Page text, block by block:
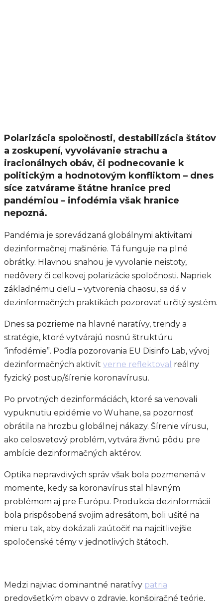
Polarizácia spoločnosti, destabilizácia štátov
a zoskupení, vyvolávanie strachu a
iracionálnych obáv, či podnecovanie k
politickým a hodnotovým konfliktom – dnes
síce zatvárame štátne hranice pred
pandémiou – infodémia však hranice
nepozná.
Pandémia je sprevádzaná globálnymi aktivitami
dezinformačnej mašinérie. Tá funguje na plné
obrátky. Hlavnou snahou je vyvolanie neistoty,
nedôvery či celkovej polarizácie spoločnosti. Napriek
základnému cieľu – vytvorenia chaosu, sa dá v
dezinformačných praktikách pozorovať určitý systém.
Dnes sa pozrieme na hlavné naratívy, trendy a
stratégie, ktoré vytvárajú nosnú štruktúru
“infodémie”. Podľa pozorovania EU Disinfo Lab, vývoj
dezinformačných aktivít verne reflektoval reálny
fyzický postup/šírenie koronavírusu.
Po prvotných dezinformáciách, ktoré sa venovali
vypuknutiu epidémie vo Wuhane, sa pozornosť
obrátila na hrozbu globálnej nákazy. Šírenie vírusu,
ako celosvetový problém, vytvára živnú pôdu pre
ambície dezinformačných aktérov.
Optika nepravdivých správ však bola pozmenená v
momente, kedy sa koronavírus stal hlavným
problémom aj pre Európu. Produkcia dezinformácií
bola prispôsobená svojim adresátom, boli ušité na
mieru tak, aby dokázali zaútočiť na najcitlivejšie
spoločenské témy v jednotlivých štátoch.
Medzi najviac dominantné naratívy patria
predovšetkým obavy o zdravie, konšpiračné teórie,